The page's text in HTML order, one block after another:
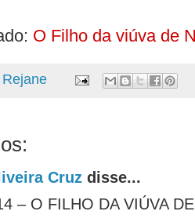
O Filho da viúva de
Cruz disse...
– O FILHO DA VIÚVA